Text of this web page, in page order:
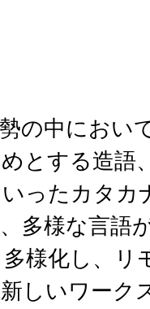
の中におい
とする造語
ったカタカ
多様な言語
様化し、リ
しいワーク